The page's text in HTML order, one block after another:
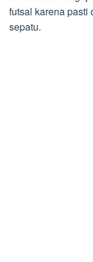
futsal karena pasti
sepatu.